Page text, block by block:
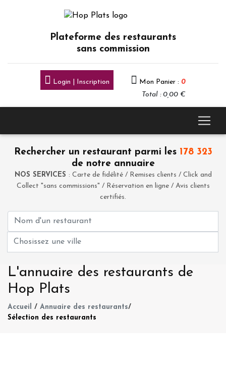
Plateforme des restaurants
sans commission
Login | Inscription Mon Panier : 0
Total : 0,00 €
Rechercher un restaurant parmi les 178 323
de notre annuaire
NOS SERVICES : Carte de fidélité / Remises clients / Click and
Collect "sans commissions" / Réservation en ligne / Avis clients
certifiés.
L'annuaire des restaurants de
Hop Plats
Accueil / Annuaire des restaurants/
Sélection des restaurants